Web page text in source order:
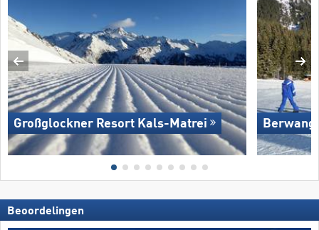
Großglockner Resort Kals-Matrei
Beoordelingen